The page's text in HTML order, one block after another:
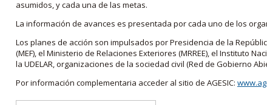
asumidos, y cada una de las metas.
La información de avances es presentada por cada uno de los
Los planes de acción son impulsados por Presidencia de la
(MEF), el Ministerio de Relaciones Exteriores (MRREE), el Instituto
la UDELAR, organizaciones de la sociedad civil (Red de Gobierno
Por información complementaria acceder al sitio de AGESIC: